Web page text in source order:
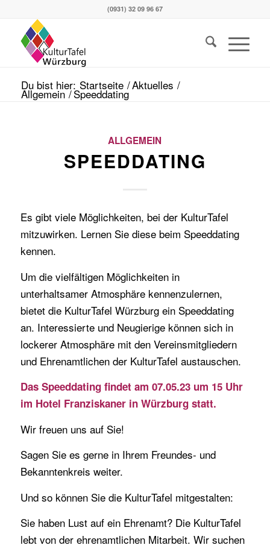
(0931) 32 09 96 67
Du bist hier: Startseite /Aktuelles /
Allgemein /Speeddating
ALLGEMEIN
SPEEDDATING
Es gibt viele Möglichkeiten, bei der KulturTafel
mitzuwirken. Lernen Sie diese beim Speeddating
kennen.
Um die vielfältigen Möglichkeiten in
unterhaltsamer Atmosphäre kennenzulernen,
bietet die KulturTafel Würzburg ein Speeddating
an. Interessierte und Neugierige können sich in
lockerer Atmosphäre mit den Vereinsmitgliedern
und Ehrenamtlichen der KulturTafel austauschen.
Das Speeddating findet am 07.05.23 um 15 Uhr
im Hotel Franziskaner in Würzburg statt.
Wir freuen uns auf Sie!
Sagen Sie es gerne in Ihrem Freundes- und
Bekanntenkreis weiter.
Und so können Sie die KulturTafel mitgestalten:
Sie haben Lust auf ein Ehrenamt? Die KulturTafel
lebt von der ehrenamtlichen Mitarbeit. Wir suchen